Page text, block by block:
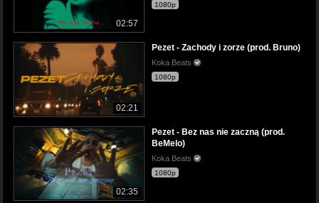
02:57
1080p
02:21
Pezet - Zachody i zorze (prod. Bruno)
Koka Beats
1080p
02:35
Pezet - Bez nas nie zaczną (prod.
BeMelo)
Koka Beats
1080p